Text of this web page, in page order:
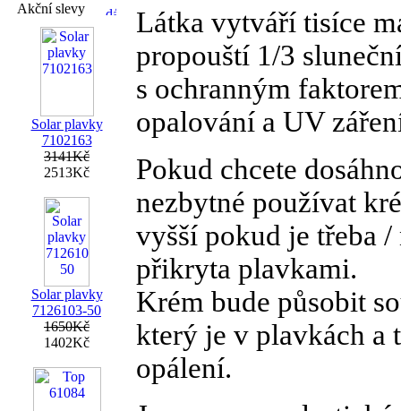
Akční slevy
Solar plavky
7102163
3141Kč
2513Kč
Solar plavky
7126103-50
1650Kč
1402Kč
Látka vytváří tisíce
propouští 1/3
s ochranným
opalování a UV
Pokud chcete
nezbytné používat
vyšší pokud je třeba /
přikryta plavkami.
Krém bude působit
který je v plavkách a
opálení.